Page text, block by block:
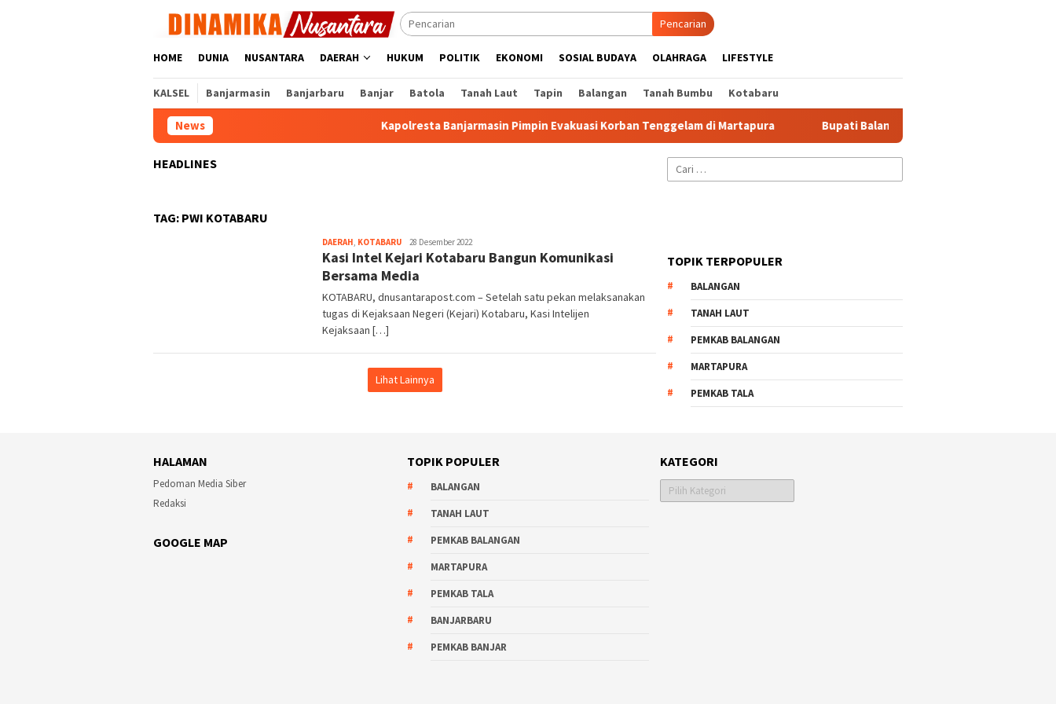
Pencarian
HOME DUNIA NUSANTARA DAERAH HUKUM POLITIK EKONOMI SOSIAL BUDAYA OLAHRAGA LIFESTYLE
KALSEL Banjarmasin Banjarbaru Banjar Batola Tanah Laut Tapin Balangan Tanah Bumbu Kotabaru
News Kapolresta Banjarmasin Pimpin Evakuasi Korban Tenggelam di Martapura Bupati Balangan Serahkan Beasiswa PIP
HEADLINES
TAG: PWI KOTABARU
DAERAH, KOTABARURobert
28 Desember 2022
Kasi Intel Kejari Kotabaru Bangun Komunikasi
Bersama Media
KOTABARU, dnusantarapost.com – Setelah satu pekan melaksanakan
tugas di Kejaksaan Negeri (Kejari) Kotabaru, Kasi Intelijen
Kejaksaan […]
Lihat Lainnya
Cari
untuk:
TOPIK TERPOPULER
BALANGAN
TANAH LAUT
PEMKAB BALANGAN
MARTAPURA
PEMKAB TALA
HALAMAN
Pedoman Media Siber
Redaksi
GOOGLE MAP
TOPIK POPULER
BALANGAN
TANAH LAUT
PEMKAB BALANGAN
MARTAPURA
PEMKAB TALA
BANJARBARU
PEMKAB BANJAR
KATEGORI
Kategori